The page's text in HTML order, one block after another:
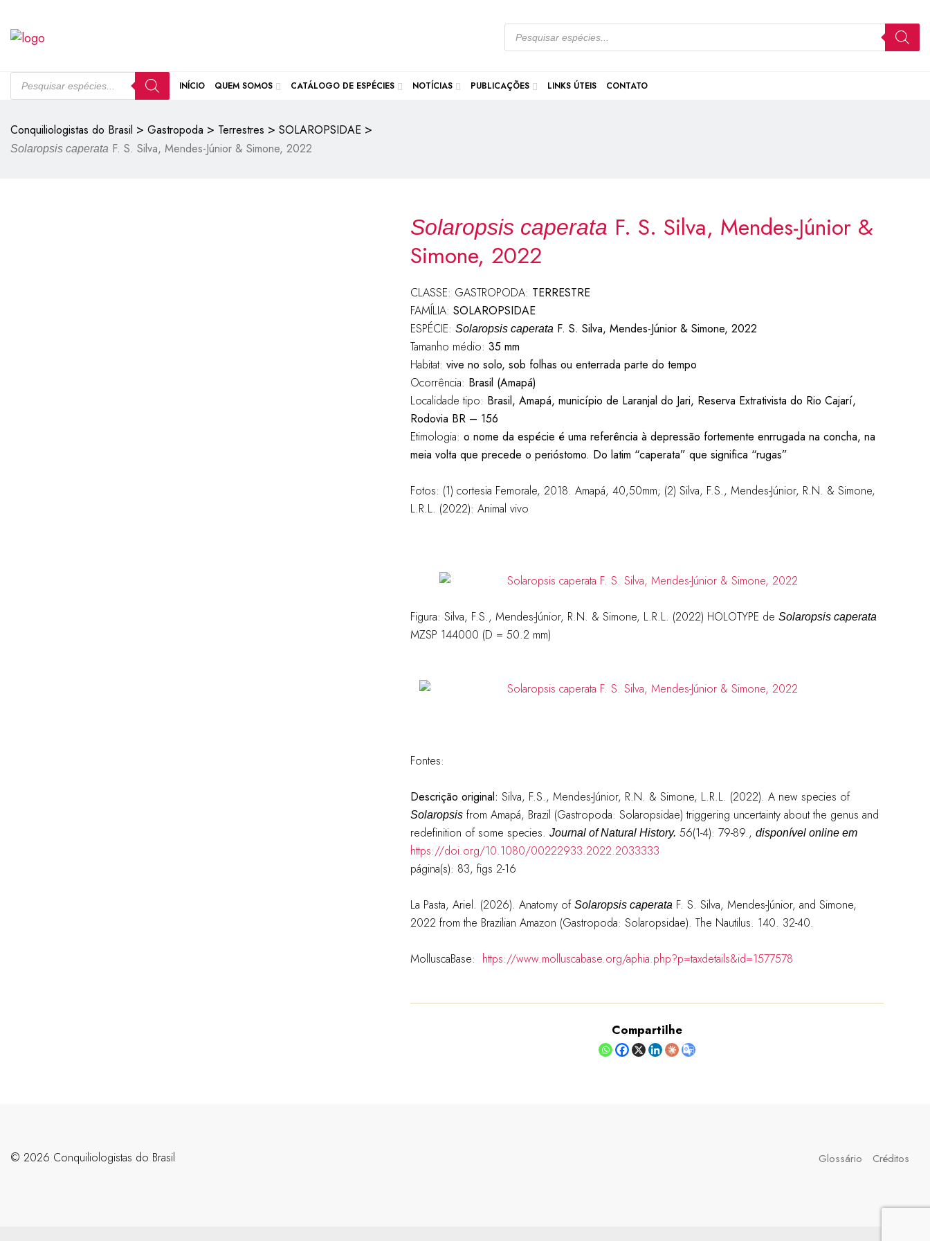
INÍCIO QUEM SOMOS CATÁLOGO DE ESPÉCIES NOTÍCIAS PUBLICAÇÕES LINKS ÚTEIS CONTATO
Conquiliologistas do Brasil > Gastropoda > Terrestres > SOLAROPSIDAE >
Solaropsis caperata F. S. Silva, Mendes-Júnior & Simone, 2022
Solaropsis caperata F. S. Silva, Mendes-Júnior &
Simone, 2022
CLASSE: GASTROPODA: TERRESTRE
FAMÍLIA: SOLAROPSIDAE
ESPÉCIE: Solaropsis caperataF. S. Silva, Mendes-Júnior & Simone, 2022
Tamanho médio: 35 mm
Habitat: vive no solo, sob folhas ou enterrada parte do tempo
Ocorrência: Brasil (Amapá)
Localidade tipo: Brasil, Amapá, município de Laranjal do Jari, Reserva Extrativista do Rio Cajarí,
Rodovia BR – 156
Etimologia: o nome da espécie é uma referência à depressão fortemente enrrugada na concha, na
meia volta que precede o perióstomo. Do latim “caperata” que significa “rugas”
Fotos: (1) cortesia Femorale, 2018. Amapá, 40,50mm; (2) Silva, F.S., Mendes-Júnior, R.N. & Simone,
L.R.L. (2022): Animal vivo
Figura: Silva, F.S., Mendes-Júnior, R.N. & Simone, L.R.L. (2022) HOLOTYPE de Solaropsis caperata
MZSP 144000 (D = 50.2 mm)
Fontes:
Descrição original: Silva, F.S., Mendes-Júnior, R.N. & Simone, L.R.L. (2022). A new species of
Solaropsisfrom Amapá, Brazil (Gastropoda: Solaropsidae) triggering uncertainty about the genus and
redefinition of some species. Journal of Natural History. 56(1-4): 79-89., disponível online em
https://doi.org/10.1080/00222933.2022.2033333
página(s): 83, figs 2-16
La Pasta, Ariel. (2026). Anatomy of Solaropsis caperataF. S. Silva, Mendes-Júnior, and Simone,
2022 from the Brazilian Amazon (Gastropoda: Solaropsidae). The Nautilus. 140. 32-40.
MolluscaBase: https://www.molluscabase.org/aphia.php?p=taxdetails&id=1577578
Compartilhe
©️ 2026 Conquiliologistas do Brasil Glossário Créditos